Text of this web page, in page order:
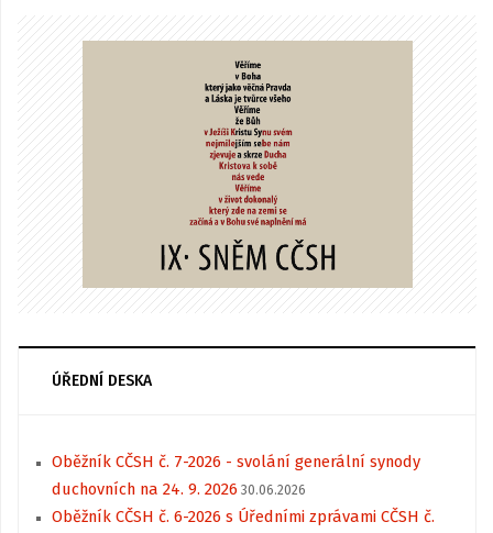
ÚŘEDNÍ DESKA
Oběžník CČSH č. 7-2026 - svolání generální synody
duchovních na 24. 9. 2026 30.06.2026
Oběžník CČSH č. 6-2026 s Úředními zprávami CČSH č.